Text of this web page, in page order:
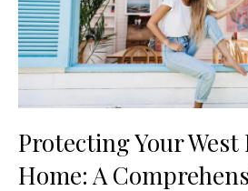
Protecting Your West
Home: A